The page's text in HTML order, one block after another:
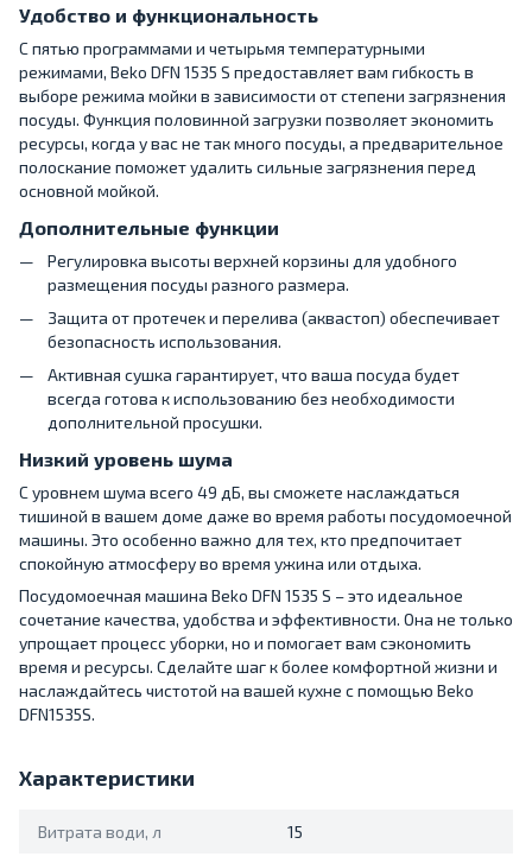
Удобство и функциональность
С пятью программами и четырьмя температурными
режимами, Beko DFN 1535 S предоставляет вам гибкость в
выборе режима мойки в зависимости от степени загрязнения
посуды. Функция половинной загрузки позволяет экономить
ресурсы, когда у вас не так много посуды, а предварительное
полоскание поможет удалить сильные загрязнения перед
основной мойкой.
Дополнительные функции
Регулировка высоты верхней корзины для удобного
размещения посуды разного размера.
Защита от протечек и перелива (аквастоп) обеспечивает
безопасность использования.
Активная сушка гарантирует, что ваша посуда будет
всегда готова к использованию без необходимости
дополнительной просушки.
Низкий уровень шума
С уровнем шума всего 49 дБ, вы сможете наслаждаться
тишиной в вашем доме даже во время работы посудомоечной
машины. Это особенно важно для тех, кто предпочитает
спокойную атмосферу во время ужина или отдыха.
Посудомоечная машина Beko DFN 1535 S – это идеальное
сочетание качества, удобства и эффективности. Она не только
упрощает процесс уборки, но и помогает вам сэкономить
время и ресурсы. Сделайте шаг к более комфортной жизни и
наслаждайтесь чистотой на вашей кухне с помощью Beko
DFN1535S.
Характеристики
Витрата води, л 15